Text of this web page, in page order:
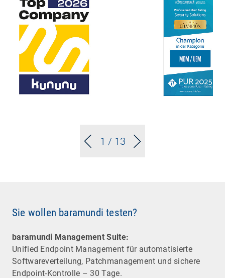
1 / 13
Sie wollen baramundi testen?
baramundi Management Suite:
Unified Endpoint Management für automatisierte
Software­verteilung, Patchmanagement und sichere
Endpoint-Kontrolle – 30 Tage.